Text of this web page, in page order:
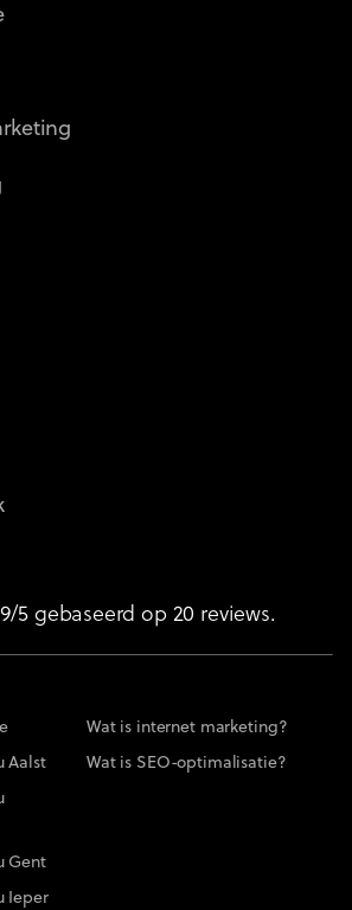
5 gebaseerd op 20 reviews.
Aalst
Gent
Ieper
Wat is internet marketing?
Wat is SEO-optimalisatie?